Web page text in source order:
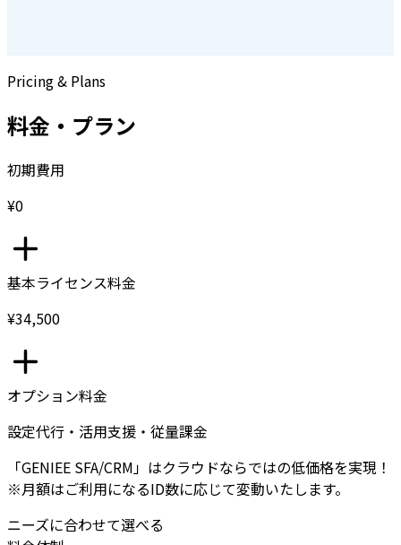
Pricing & Plans
料金・プラン
初期費用
¥0
基本ライセンス料金
¥34,500
オプション料金
設定代行・活用支援・従量課金
「GENIEE SFA/CRM」はクラウドならではの低価格を実現！
※月額はご利用になるID数に応じて変動いたします。
ニーズに合わせて選べる